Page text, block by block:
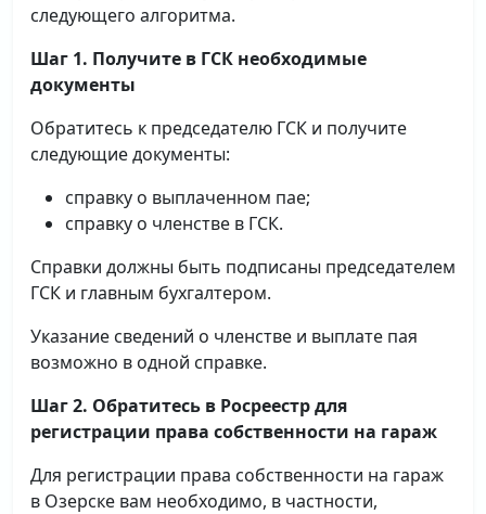
следующего алгоритма.
Шаг 1. Получите в ГСК необходимые
документы
Обратитесь к председателю ГСК и получите
следующие документы:
справку о выплаченном пае;
справку о членстве в ГСК.
Справки должны быть подписаны председателем
ГСК и главным бухгалтером.
Указание сведений о членстве и выплате пая
возможно в одной справке.
Шаг 2. Обратитесь в Росреестр для
регистрации права собственности на гараж
Для регистрации права собственности на гараж
в Озерске вам необходимо, в частности,